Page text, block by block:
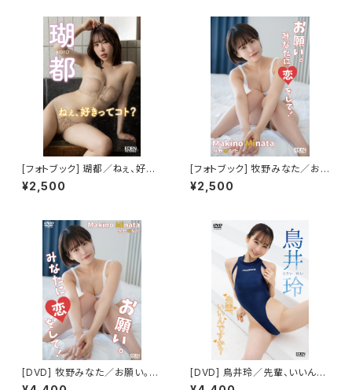
[フォトブック] 瑚都／ねぇ、好き
ってコト？ 限定ブロマイド５種(F
GHIJ)付き
¥2,500
[フォトブック] 牧野みなた／お
願い。みなたに恋をして！ 限定ブ
ロマイド５種(FGHIJ)付き
¥2,500
[DVD] 牧野みなた／お願い。み
なたに恋をして！ 限定ブロマイ
[DVD] 鳥井玲／先輩、いいんで
すか？ 限定ブロマイド５種(ABC